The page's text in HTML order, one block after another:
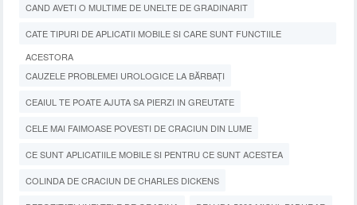
CAND AVETI O MULTIME DE UNELTE DE GRADINARIT
CATE TIPURI DE APLICATII MOBILE SI CARE SUNT FUNCTIILE
ACESTORA
CAUZELE PROBLEMEI UROLOGICE LA BĂRBAȚI
CEAIUL TE POATE AJUTA SA PIERZI IN GREUTATE
CELE MAI FAIMOASE POVESTI DE CRACIUN DIN LUME
CE SUNT APLICATIILE MOBILE SI PENTRU CE SUNT ACESTEA
COLINDA DE CRACIUN DE CHARLES DICKENS